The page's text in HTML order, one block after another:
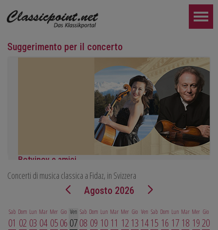
Suggerimento per il concerto
Botvinov e amici
5 ottobre, Kleine Tonhalle, 19:30:
Opere di Sergei Rachmaninoff, Robert Schumann e Astor
Concerti di musica classica a Fidaz, in Svizzera
Agosto 2026
Sab
01
Dom
02
Lun
03
Mar
04
Mer
05
Gio
06
Ven
07
Sab
08
Dom
09
Lun
10
Mar
11
Mer
12
Gio
13
Ven
14
Sab
15
Dom
16
Lun
17
Mar
18
Mer
19
Gio
20